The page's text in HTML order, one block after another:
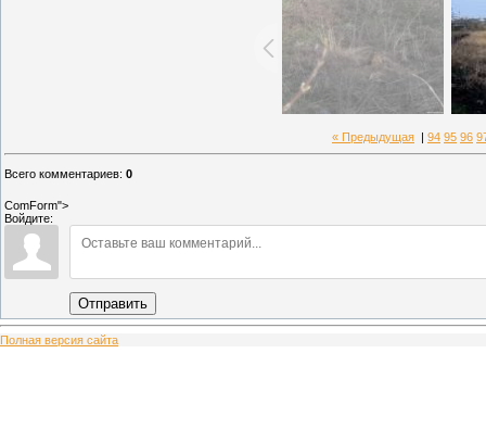
« Предыдущая 94 95 96
Всего комментариев: 0
ComForm">
Войдите:
Отправить
Полная версия сайта